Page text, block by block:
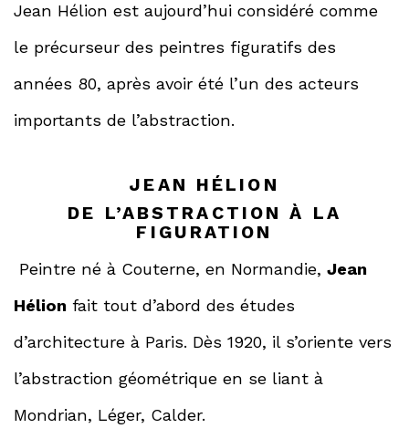
Jean Hélion est aujourd’hui considéré comme
le précurseur des peintres figuratifs des
années 80, après avoir été l’un des acteurs
importants de l’abstraction.
JEAN HÉLION
DE L’ABSTRACTION À LA
FIGURATION
Peintre né à Couterne, en Normandie, Jean
Hélion fait tout d’abord des études
d’architecture à Paris. Dès 1920, il s’oriente vers
l’abstraction géométrique en se liant à
Mondrian, Léger, Calder.